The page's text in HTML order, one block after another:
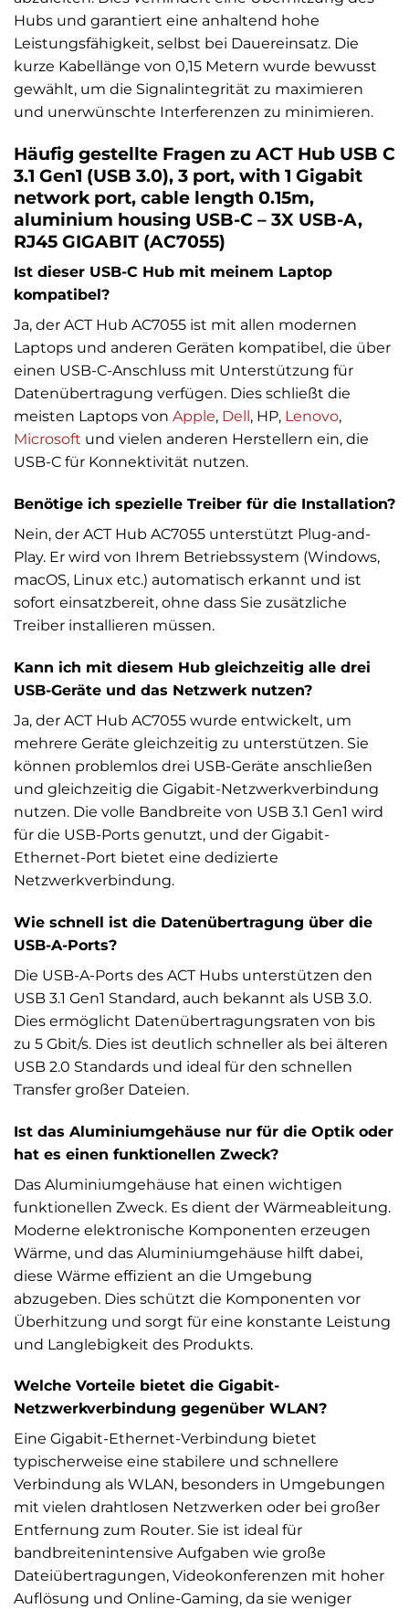
Hubs und garantiert eine anhaltend hohe
Leistungsfähigkeit, selbst bei Dauereinsatz. Die
kurze Kabellänge von 0,15 Metern wurde bewusst
gewählt, um die Signalintegrität zu maximieren
und unerwünschte Interferenzen zu minimieren.
Häufig gestellte Fragen zu ACT Hub USB C
3.1 Gen1 (USB 3.0), 3 port, with 1 Gigabit
network port, cable length 0.15m,
aluminium housing USB-C – 3X USB-A,
RJ45 GIGABIT (AC7055)
Ist dieser USB-C Hub mit meinem Laptop
kompatibel?
Ja, der ACT Hub AC7055 ist mit allen modernen
Laptops und anderen Geräten kompatibel, die über
einen USB-C-Anschluss mit Unterstützung für
Datenübertragung verfügen. Dies schließt die
meisten Laptops von Apple, Dell , HP, Lenovo,
Microsoft und vielen anderen Herstellern ein, die
USB-C für Konnektivität nutzen.
Benötige ich spezielle Treiber für die Installation?
Nein, der ACT Hub AC7055 unterstützt Plug-and-
Play. Er wird von Ihrem Betriebssystem (Windows,
macOS, Linux etc.) automatisch erkannt und ist
sofort einsatzbereit, ohne dass Sie zusätzliche
Treiber installieren müssen.
Kann ich mit diesem Hub gleichzeitig alle drei
USB-Geräte und das Netzwerk nutzen?
Ja, der ACT Hub AC7055 wurde entwickelt, um
mehrere Geräte gleichzeitig zu unterstützen. Sie
können problemlos drei USB-Geräte anschließen
und gleichzeitig die Gigabit-Netzwerkverbindung
nutzen. Die volle Bandbreite von USB 3.1 Gen1 wird
für die USB-Ports genutzt, und der Gigabit-
Ethernet-Port bietet eine dedizierte
Netzwerkverbindung.
Wie schnell ist die Datenübertragung über die
USB-A-Ports?
Die USB-A-Ports des ACT Hubs unterstützen den
USB 3.1 Gen1 Standard, auch bekannt als USB 3.0.
Dies ermöglicht Datenübertragungsraten von bis
zu 5 Gbit/s. Dies ist deutlich schneller als bei älteren
USB 2.0 Standards und ideal für den schnellen
Transfer großer Dateien.
Ist das Aluminiumgehäuse nur für die Optik oder
hat es einen funktionellen Zweck?
Das Aluminiumgehäuse hat einen wichtigen
funktionellen Zweck. Es dient der Wärmeableitung.
Moderne elektronische Komponenten erzeugen
Wärme, und das Aluminiumgehäuse hilft dabei,
diese Wärme effizient an die Umgebung
abzugeben. Dies schützt die Komponenten vor
Überhitzung und sorgt für eine konstante Leistung
und Langlebigkeit des Produkts.
Welche Vorteile bietet die Gigabit-
Netzwerkverbindung gegenüber WLAN?
Eine Gigabit-Ethernet-Verbindung bietet
typischerweise eine stabilere und schnellere
Verbindung als WLAN, besonders in Umgebungen
mit vielen drahtlosen Netzwerken oder bei großer
Entfernung zum Router. Sie ist ideal für
bandbreitenintensive Aufgaben wie große
Dateiübertragungen, Videokonferenzen mit hoher
Auflösung und Online-Gaming, da sie weniger